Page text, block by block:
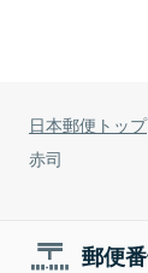
日本郵便トップ
赤司
郵便